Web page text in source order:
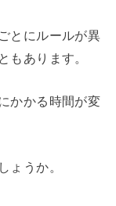
とにルールが異
もあります。
かかる時間が変
ょうか。